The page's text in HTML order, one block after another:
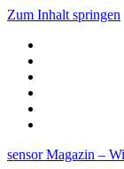
Zum Inhalt springen
sensor Magazin –